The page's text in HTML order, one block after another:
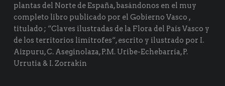
plantas del Norte de España, basándonos en el muy
completo libro publicado por el Gobierno Vasco ,
titulado ; “Claves ilustradas de la Flora del País Vasco y
de los territorios limítrofes“, escrito y ilustrado por I.
Aizpuru, C. Aseginolaza, P.M. Uribe-Echebarría, P.
Urrutia & I. Zorrakin